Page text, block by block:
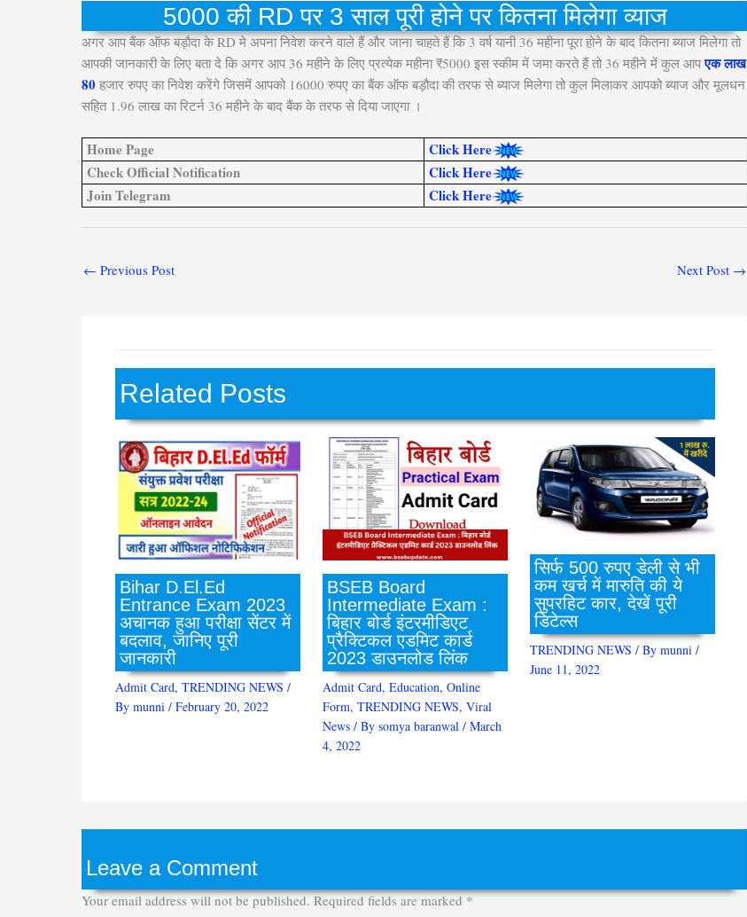
5000 की RD पर 3 साल पूरी होने पर कितना मिलेगा व्याज
अगर आप बैंक ऑफ बड़ौदा के RD मे अपना निवेश करने वाले हैं और जाना चाहते हैं कि 3 वर्ष यानी 36 महीना पूरा होने के बाद कितना ब्याज मिलेगा तो
आपकी जानकारी के लिए बता दे कि अगर आप 36 महीने के लिए प्रत्येक महीना ₹5000 इस स्कीम में जमा करते हैं तो 36 महीने में कुल आपएक लाख
80 हजार रुपए का निवेश करेंगे जिसमें आपको 16000 रुपए का बैंक ऑफ बड़ौदा की तरफ से ब्याज मिलेगा तो कुल मिलाकर आपको ब्याज और मूलधन
सहित 1.96 लाख का रिटर्न 36 महीने के बाद बैंक के तरफ से दिया जाएगा ।
Home Page
Click Here
Check Official Notification
Click Here
Join Telegram
Click Here
← Previous Post Next Post →
Related Posts
Bihar D.El.Ed
Entrance Exam 2023
अचानक हुआ परीक्षा सेंटर में
बदलाव, जानिए पूरी
जानकारी
Admit Card, TRENDING NEWS /
By munni / February 20, 2022
BSEB Board
Intermediate Exam :
बिहार बोर्ड इंटरमीडिएट
प्रैक्टिकल एडमिट कार्ड
2023 डाउनलोड लिंक
Admit Card, Education, Online
Form, TRENDING NEWS, Viral
News/ By somya baranwal / March
4, 2022
सिर्फ 500 रुपए डेली से भी
कम खर्च में मारुति की ये
सुपरहिट कार, देखें पूरी
डिटेल्स
TRENDING NEWS / By munni /
June 11, 2022
Leave a Comment
Your email address will not be published. Required fields are marked*